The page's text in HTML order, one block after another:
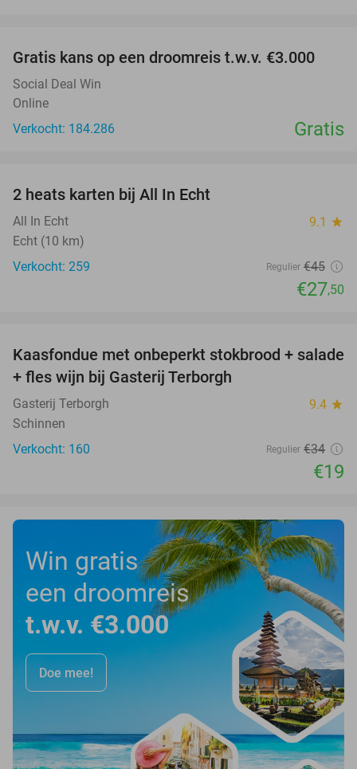
Gratis kans op een droomreis t.w.v. €3.000
Social Deal Win
Online
Verkocht: 184.286
Gratis
2 heats karten bij All In Echt
All In Echt 9.1 star
Echt (10 km)
Verkocht: 259
Regulier €45
€27,50
44%
Kaasfondue met onbeperkt stokbrood + salade
+ fles wijn bij Gasterij Terborgh
Gasterij Terborgh 9.4 star
Schinnen
Verkocht: 160
Regulier €34
€19
Win gratis
een droomreis
t.w.v. €3.000
Doe mee!